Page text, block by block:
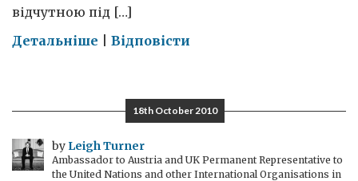
відчутною під […]
Детальніше on
ВІЛ/
СНІДу
в
Україні
Відповісти
18th October 2010
by Leigh Turner
Ambassador to Austria and UK Permanent Representative to
the United Nations and other International Organisations in